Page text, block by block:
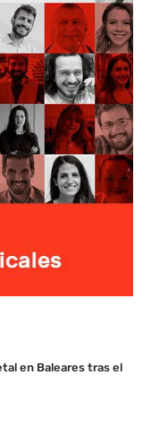
en Baleares tras el